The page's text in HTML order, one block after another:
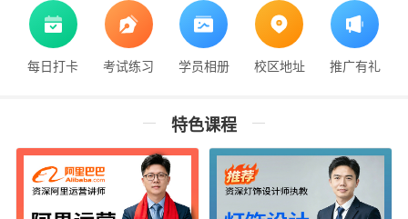
每日打卡 考试练习 学员相册 校区地址 推广有礼
特色课程